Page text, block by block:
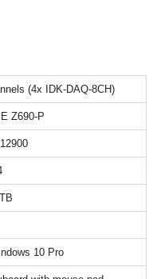
(4x IDK-DAQ-8CH)
Z690-P
10 Pro